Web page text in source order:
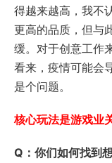
得越来越高，我不
更高的品质，但与
缓。对于创意工作
看来，疫情可能会
是个问题。
核心玩法是游戏业
Q：你们如何找到